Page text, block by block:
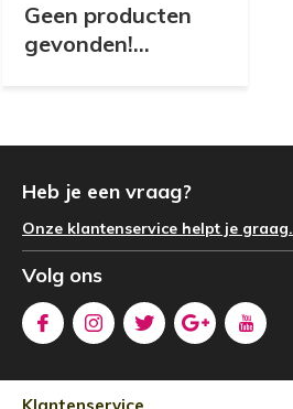
Geen producten
gevonden!...
Heb je een vraag?
Onze klantenservice helpt je graag.
Volg ons